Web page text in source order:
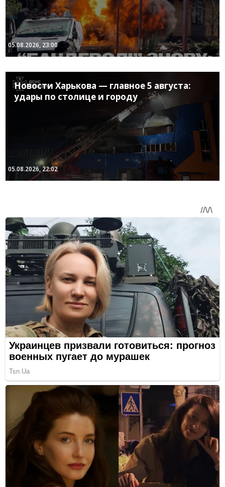
05.08.2026, 23:00
Новости Харькова — главное 5 августа:
удары по столице и городу
05.08.2026, 22:02